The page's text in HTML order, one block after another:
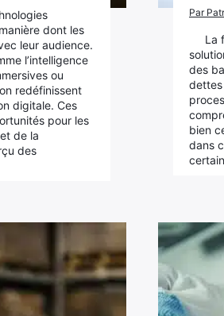
dont les
leur audience.
l’intelligence
ou
redéfinissent
digitale. Ces
pour les
de la
des
Par
La
des
dettes
bien
dans